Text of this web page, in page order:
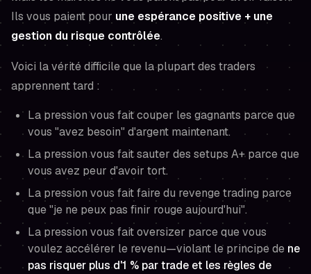
Ils vous paient pour une espérance positive + une
gestion du risque contrôlée.
Voici la vérité difficile que la plupart des traders
apprennent tard :
La pression vous fait couper les gagnants parce que
vous "avez besoin" d'argent maintenant.
La pression vous fait sauter des setups A+ parce que
vous avez peur d'avoir tort.
La pression vous fait faire du revenge trading parce
que "je ne peux pas finir rouge aujourd'hui".
La pression vous fait oversizer parce que vous
voulez accélérer le revenu—violant le principe de ne
pas risquer plus d'1 % par trade et les règles de